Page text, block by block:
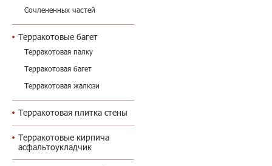
Сочлененных частей
Терракотовые багет
Терракотовая палку
Терракотовая багет
Терракотовая жалюзи
Терракотовая плитка стены
Терракотовые кирпича
асфальтоукладчик